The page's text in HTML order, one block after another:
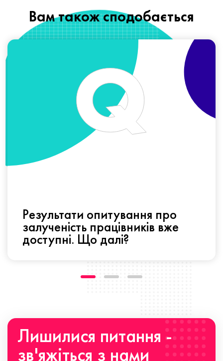
Вам також сподобається
Результати опитування про
залученість працівників вже
доступні. Що далі?
Лишилися питання -
зв'яжіться з нами